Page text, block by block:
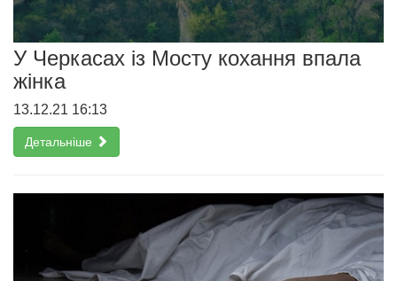
У Черкасах із Мосту кохання впала
жінка
13.12.21 16:13
Детальніше